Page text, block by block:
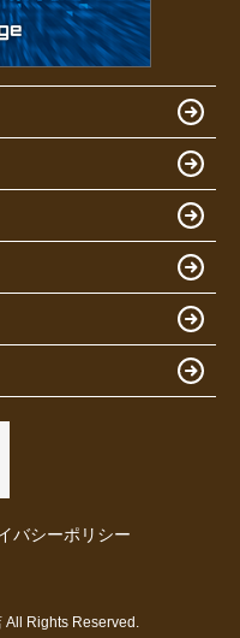
バシーポリシー
All Rights Reserved.